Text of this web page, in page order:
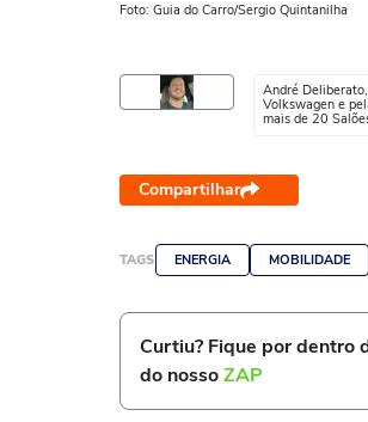
Foto: Guia do Carro/Sergio Quintanilha
André
Volkswagen e
mais de 20
Compartilhar
TAGS ENERGIA MOBILIDADE
Curtiu? Fique por dentro
do nossoZAP